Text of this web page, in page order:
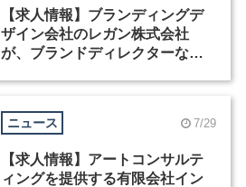
【求人情報】ブランディングデ
ザイン会社のレガン株式会社
が、ブランドディレクターなど3
ニュース 7/29
【求人情報】アートコンサルテ
ィングを提供する有限会社イン